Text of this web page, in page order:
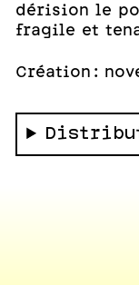
dérision le
fragile et
Création :